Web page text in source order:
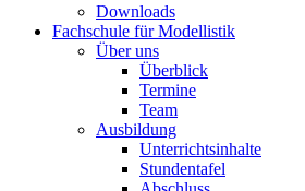
Downloads
Fachschule für Modellistik
Über uns
Überblick
Termine
Team
Ausbildung
Unterrichtsinhalte
Stundentafel